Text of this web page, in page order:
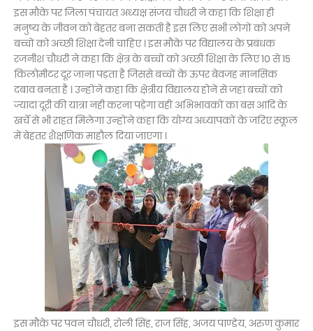
इस मौके पर जिला पंचायत अध्यक्ष संजय चौधरी ने कहा कि शिक्षा ही
मनुष्य के जीवन को बेहतर बना सकती है इस लिए सभी लोगों को अपने
बच्चों को अच्छी शिक्षा देनी चाहिए । इस मौके पर विद्यालय के प्रबंधक
रजनीश चौधरी ने कहा कि क्षेत्र के बच्चों को अच्छी शिक्षा के लिए 10 से 15
किलोमीटर दूर जाना पड़ता है जिससे बच्चों के ऊपर बेवजह मानसिक
दबाव बनता है । उन्होंने कहा कि क्षेत्रीय विद्यालय होने से जहां बच्चों को
ज्यादा दूरी की यात्रा नही करना पड़ेगा वहीं अभिभावकों का बस आदि के
खर्चे से भी राहत मिलेगा उन्होंने कहा कि योग्य अध्यापकों के जरिए स्कूल
में बेहतर शैक्षणिक माहौल दिया जाएगा ।
इस मौके पर पवन चौधरी, रोली सिंह, राज सिंह, अजय पाण्डेय, अरुण कुमार